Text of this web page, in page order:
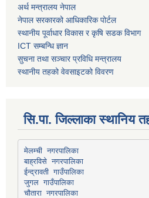
अर्थ मन्त्रालय नेपाल
नेपाल सरकारको आधिकारिक पोर्टल
स्थानीय पूर्वाधार विकास र कृषि सडक विभाग
ICT सम्बन्धि ज्ञान
सुचना तथा सञ्चार प्रविधि मन्त्रालय
स्थानीय तहको वेवसाइटको विवरण
सि.पा. जिल्लाका स्थानिय
मेलम्ची नगरपालिका
बाह्रविसे नगरपालिका
ईन्द्रावती गाउँपालिका
जुगल गाउँपालिका
चौतारा नगरपालिका